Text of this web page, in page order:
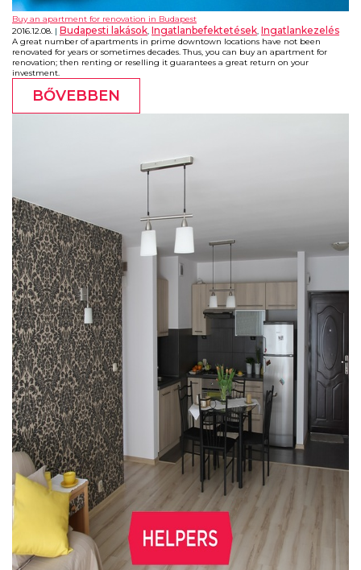
Buy an apartment for renovation in Budapest
2016.12.08.
Budapesti lakások, Ingatlanbefektetések, Ingatlankezelés
A great number of apartments in prime downtown locations have not been
renovated for years or sometimes decades. Thus, you can buy an apartment for
renovation; then renting or reselling it guarantees a great return on your
investment.
BŐVEBBEN